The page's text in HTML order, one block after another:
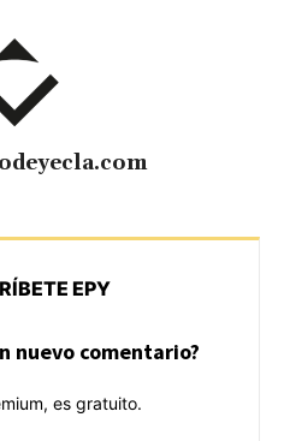
EPY
nuevo comentario?
es gratuito.